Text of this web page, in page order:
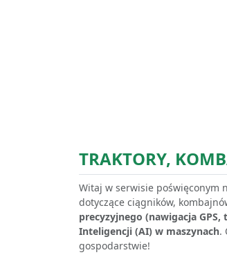
TRAKTORY,
Witaj w serwisie poświęconym
dotyczące ciągników,
precyzyjnego (nawigacja
Inteligencji (AI) w maszynach.
gospodarstwie!